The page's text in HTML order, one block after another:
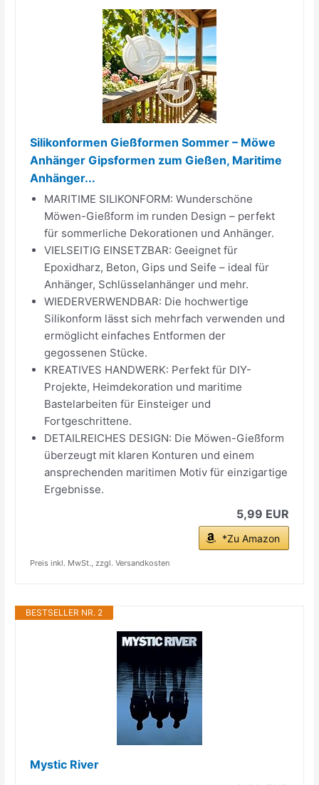
Silikonformen Gießformen Sommer – Möwe
Anhänger Gipsformen zum Gießen, Maritime
Anhänger...
MARITIME SILIKONFORM: Wunderschöne
Möwen-Gießform im runden Design – perfekt
für sommerliche Dekorationen und Anhänger.
VIELSEITIG EINSETZBAR: Geeignet für
Epoxidharz, Beton, Gips und Seife – ideal für
Anhänger, Schlüsselanhänger und mehr.
WIEDERVERWENDBAR: Die hochwertige
Silikonform lässt sich mehrfach verwenden und
ermöglicht einfaches Entformen der
gegossenen Stücke.
KREATIVES HANDWERK: Perfekt für DIY-
Projekte, Heimdekoration und maritime
Bastelarbeiten für Einsteiger und
Fortgeschrittene.
DETAILREICHES DESIGN: Die Möwen-Gießform
überzeugt mit klaren Konturen und einem
ansprechenden maritimen Motiv für einzigartige
Ergebnisse.
5,99 EUR
*Zu Amazon
Preis inkl. MwSt., zzgl. Versandkosten
BESTSELLER NR. 2
Mystic River